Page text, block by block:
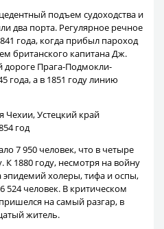
подъем судоходства и
два порта. Регулярное речное
года, когда прибыл пароход
британского капитана Дж.
дороге Прага-Подмокли-
года, а в 1851 году линию
год
7 950 человек, что в четыре
К 1880 году, несмотря на войну
эпидемий холеры, тифа и оспы,
524 человек. В критическом
на самый разгар, в
житель.